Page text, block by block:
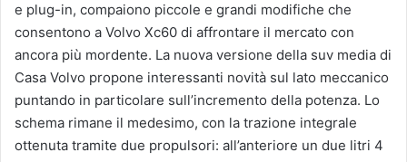
e plug-in, compaiono piccole e grandi modifiche che
consentono a Volvo Xc60 di affrontare il mercato con
ancora più mordente. La nuova versione della suv media di
Casa Volvo propone interessanti novità sul lato meccanico
puntando in particolare sull’incremento della potenza. Lo
schema rimane il medesimo, con la trazione integrale
ottenuta tramite due propulsori: all’anteriore un due litri 4